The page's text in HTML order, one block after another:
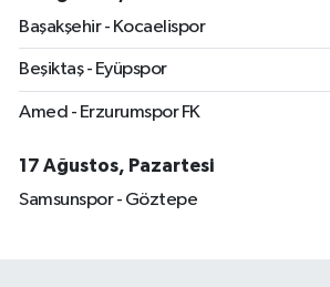
Başakşehir - Kocaelispor
Beşiktaş - Eyüpspor
Amed - Erzurumspor FK
17 Ağustos, Pazartesi
Samsunspor - Göztepe